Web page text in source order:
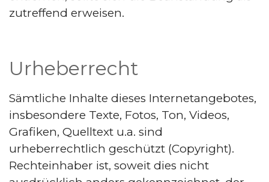
zutreffend erweisen.
Urheberrecht
Sämtliche Inhalte dieses Internetangebotes,
insbesondere Texte, Fotos, Ton, Videos,
Grafiken, Quelltext u.a. sind
urheberrechtlich geschützt (Copyright).
Rechteinhaber ist, soweit dies nicht